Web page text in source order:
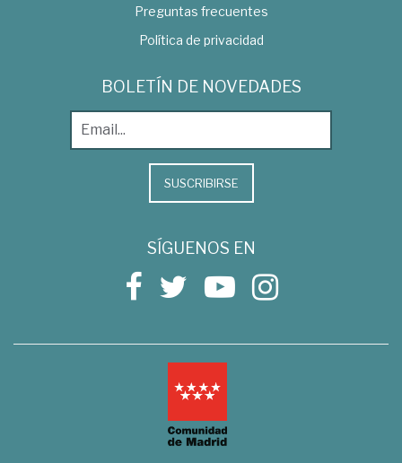
Preguntas frecuentes
Política de privacidad
BOLETÍN DE NOVEDADES
SUSCRIBIRSE
SÍGUENOS EN